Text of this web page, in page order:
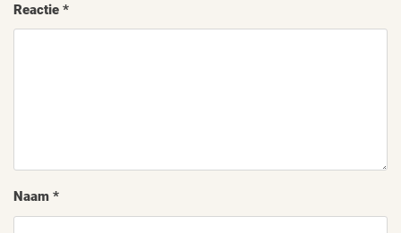
Reactie *
Naam *